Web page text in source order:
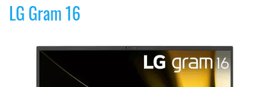
LG Gram 16